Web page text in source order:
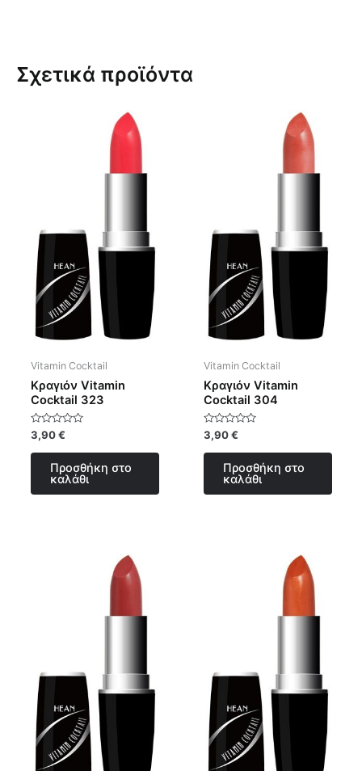
Σχετικά προϊόντα
Vitamin Cocktail
Κραγιόν Vitamin
Cocktail 323
Βαθμολογήθηκε
με
0
3,90€
Προσθήκη στο
καλάθι
Vitamin Cocktail
Κραγιόν Vitamin
Cocktail 304
Βαθμολογήθηκε
με
0
3,90€
Προσθήκη στο
καλάθι